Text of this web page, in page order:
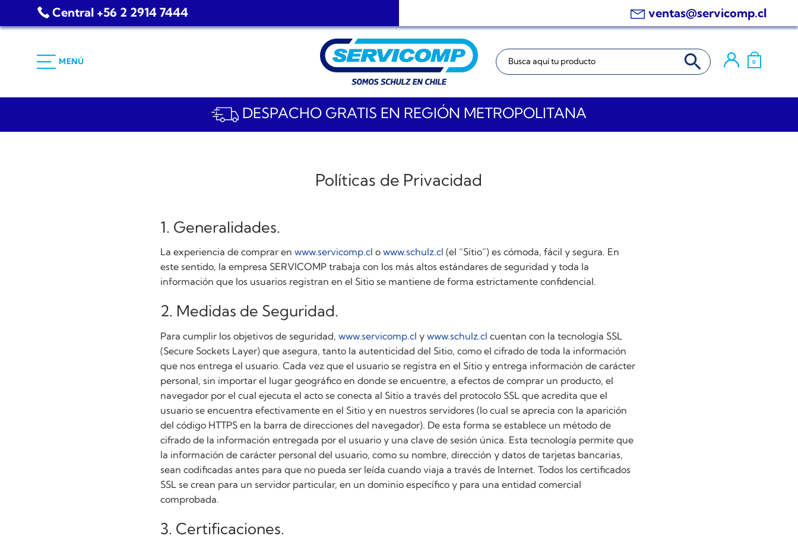
Central +56 2 2914 7444 ventas@servicomp.cl
MENÚ
Buscar: BOTÓN DE BÚSQUEDA
0
DESPACHO GRATIS EN REGIÓN METROPOLITANA
Políticas de Privacidad
1. Generalidades.
La experiencia de comprar enwww.servicomp.cl owww.schulz.cl (el “Sitio”) es cómoda, fácil y segura. En
este sentido, la empresa SERVICOMP trabaja con los más altos estándares de seguridad y toda la
información que los usuarios registran en el Sitio se mantiene de forma estrictamente confidencial.
2. Medidas de Seguridad.
Para cumplir los objetivos de seguridad,www.servicomp.cl ywww.schulz.cl cuentan con la tecnología SSL
(Secure Sockets Layer) que asegura, tanto la autenticidad del Sitio, como el cifrado de toda la información
que nos entrega el usuario. Cada vez que el usuario se registra en el Sitio y entrega información de carácter
personal, sin importar el lugar geográfico en donde se encuentre, a efectos de comprar un producto, el
navegador por el cual ejecuta el acto se conecta al Sitio a través del protocolo SSL que acredita que el
usuario se encuentra efectivamente en el Sitio y en nuestros servidores (lo cual se aprecia con la aparición
del código HTTPS en la barra de direcciones del navegador). De esta forma se establece un método de
cifrado de la información entregada por el usuario y una clave de sesión única. Esta tecnología permite que
la información de carácter personal del usuario, como su nombre, dirección y datos de tarjetas bancarias,
sean codificadas antes para que no pueda ser leída cuando viaja a través de Internet. Todos los certificados
SSL se crean para un servidor particular, en un dominio específico y para una entidad comercial
comprobada.
3. Certificaciones.